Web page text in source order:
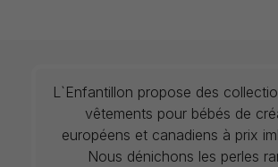
L`Enfantillon propose des
vêtements pour bébés de
européens et canadiens à prix
Nous dénichons les perles